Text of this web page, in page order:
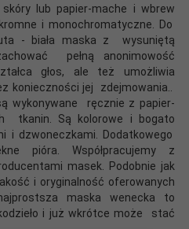
lub papier-mache i wbrew
i monochromatyczne. Do
- biała maska z wysuniętą
pełną anonimowość
głos, ale też umożliwia
konieczności jej zdejmowania..
wykonywane ręcznie z papier-
tkanin. Są kolorowe i bogato
i dzwoneczkami. Dodatkowego
pióra. Współpracujemy z
masek. Podobnie jak
i oryginalność oferowanych
maska wenecka to
i już wkrótce może stać